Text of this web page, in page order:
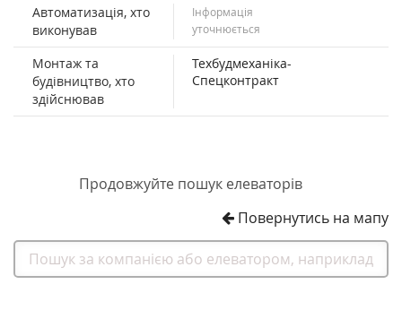
Автоматизація, хто
виконував
Інформація
уточнюється
Монтаж та
будівництво, хто
здійснював
Техбудмеханіка-
Спецконтракт
Продовжуйте пошук елеваторів
Повернутись на мапу